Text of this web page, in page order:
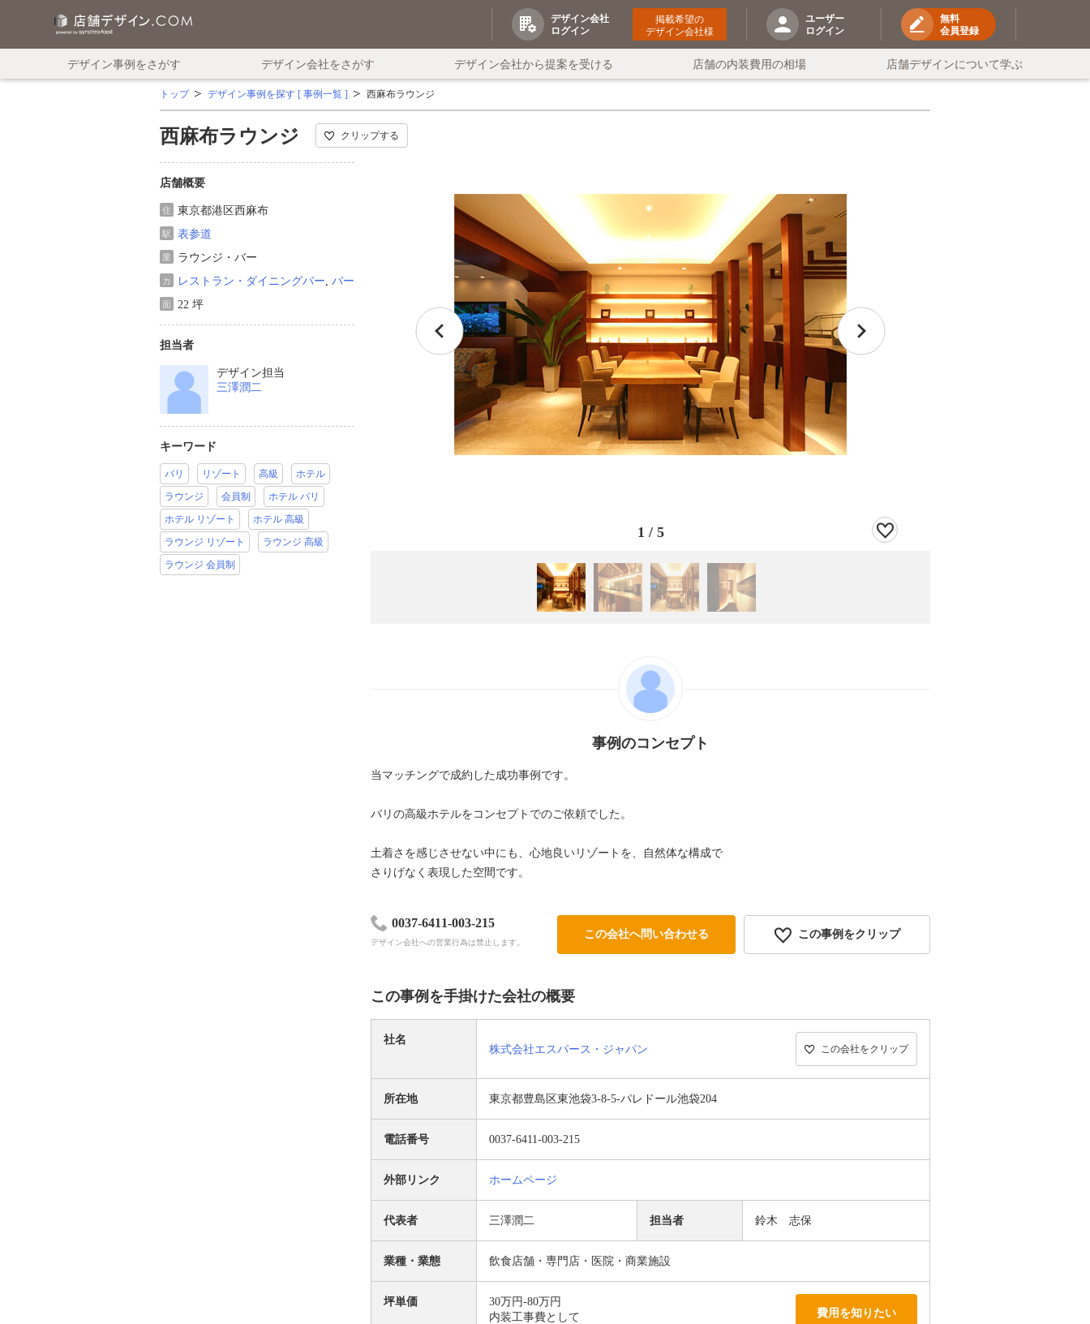
デザイン会社
ログイン
掲載希望の
デザイン会社様
ユーザー
ログイン
無料
会員登録
デザイン事例をさがす デザイン会社をさがす デザイン会社から提案を受ける 店舗の内装費用の相場 店舗デザインについて学ぶ
トップ デザイン事例を探す [ 事例一覧 ] 西麻布ラウンジ
西麻布ラウンジ クリップする
店舗概要
住 東京都港区西麻布
駅 表参道
業 ラウンジ・バー
カ レストラン・ダイニングバー, バー
面 22 坪
担当者
デザイン担当
三澤潤二
キーワード
バリ リゾート 高級
ホテル
ラウンジ
会員制
ホテル バリ
ホテル リゾート
ホテル 高級
ラウンジ リゾート
ラウンジ 高級
ラウンジ 会員制
1 / 5
事例のコンセプト
当マッチングで成約した成功事例です。
バリの高級ホテルをコンセプトでのご依頼でした。
土着さを感じさせない中にも、心地良いリゾートを、自然体な構成で
さりげなく表現した空間です。
0037-6411-003-215
デザイン会社への営業行為は禁止します。
この会社へ問い合わせる この事例をクリップ
この事例を手掛けた会社の概要
社名
株式会社エスパース・ジャパン この会社をクリップ
所在地 東京都豊島区東池袋3-8-5-パレドール池袋204
電話番号 0037-6411-003-215
外部リンク ホームページ
代表者 三澤潤二 担当者 鈴木 志保
業種・業態 飲食店舗・専門店・医院・商業施設
坪単価
30万円-80万円
内装工事費として
費用を知りたい